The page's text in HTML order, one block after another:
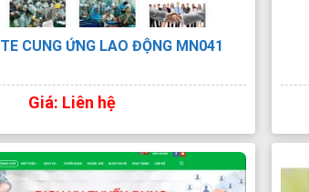
CUNG ỨNG LAO ĐỘNG MN041
Giá: Liên hệ